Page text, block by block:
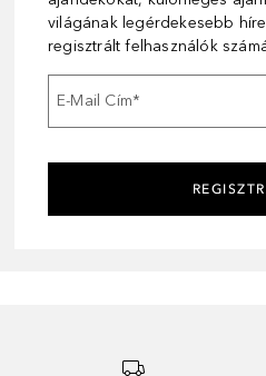
világának legérdekesebb
regisztrált felhasználók
E-Mail Cím*